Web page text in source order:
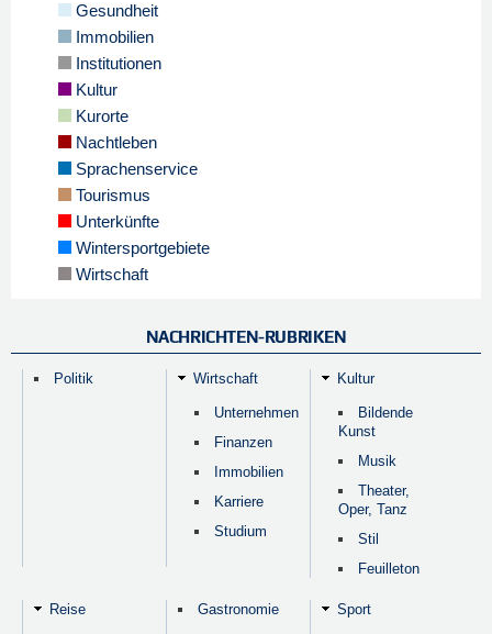
Gesundheit
Immobilien
Institutionen
Kultur
Kurorte
Nachtleben
Sprachenservice
Tourismus
Unterkünfte
Wintersportgebiete
Wirtschaft
NACHRICHTEN-RUBRIKEN
Politik Wirtschaft
Unternehmen
Finanzen
Immobilien
Karriere
Studium
Kultur
Bildende
Kunst
Musik
Theater,
Oper, Tanz
Stil
Feuilleton
Reise Gastronomie Sport